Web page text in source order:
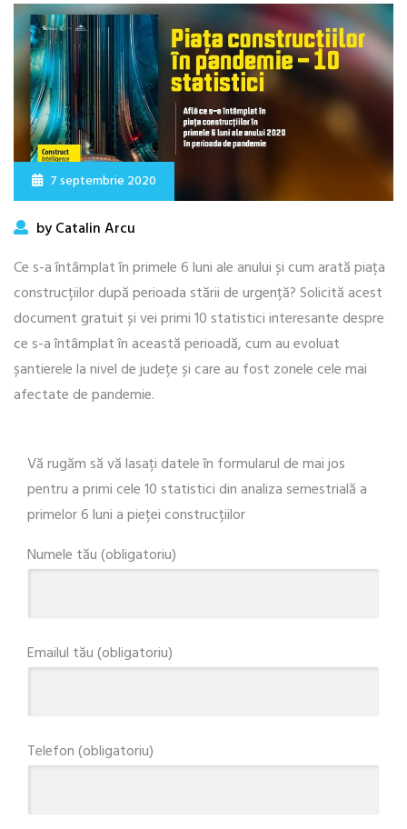
7 septembrie 2020
by Catalin Arcu
Ce s-a întâmplat în primele 6 luni ale anului și cum arată piața
construcțiilor după perioada stării de urgență? Solicită acest
document gratuit și vei primi 10 statistici interesante despre
ce s-a întâmplat în această perioadă, cum au evoluat
șantierele la nivel de județe și care au fost zonele cele mai
afectate de pandemie.
Vă rugăm să vă lasați datele în formularul de mai jos
pentru a primi cele 10 statistici din analiza semestrială a
primelor 6 luni a pieței construcțiilor
Numele tău (obligatoriu)
Emailul tău (obligatoriu)
Telefon (obligatoriu)